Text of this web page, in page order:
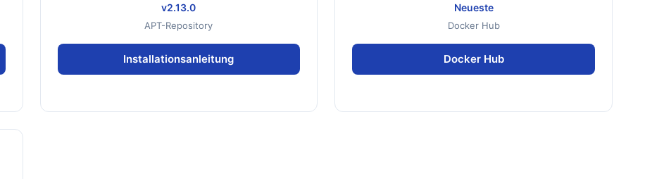
v2.13.0
APT-Repository
Installationsanleitung
Neueste
Docker Hub
Docker Hub